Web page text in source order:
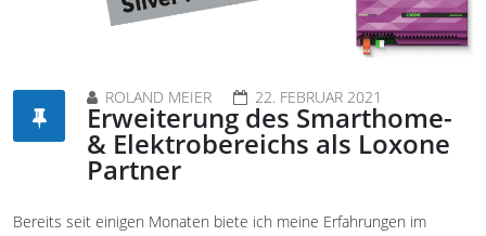
ROLAND MEIER 22. FEBRUAR 2021
Erweiterung des Smarthome-
& Elektrobereichs als Loxone
Partner
Bereits seit einigen Monaten biete ich meine Erfahrungen im